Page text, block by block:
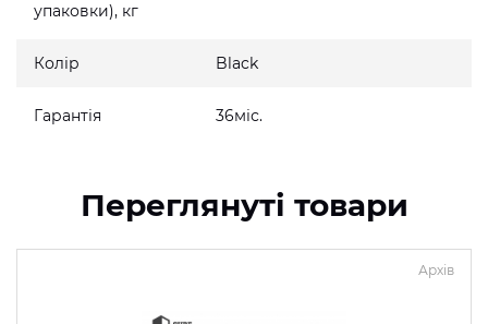
упаковки), кг
Колір Black
Гарантія 36міс.
Переглянуті товари
Архів